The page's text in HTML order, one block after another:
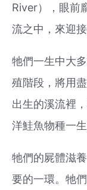
River），眼前
流之中，來迎
牠們一生中大
殖階段，將用
出生的溪流裡
洋鮭魚物種一
牠們的屍體滋
要的一環。牠